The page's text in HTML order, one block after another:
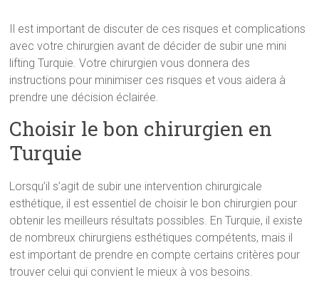
Il est important de discuter de ces risques et complications
avec votre chirurgien avant de décider de subir une mini
lifting Turquie. Votre chirurgien vous donnera des
instructions pour minimiser ces risques et vous aidera à
prendre une décision éclairée.
Choisir le bon chirurgien en
Turquie
Lorsqu’il s’agit de subir une intervention chirurgicale
esthétique, il est essentiel de choisir le bon chirurgien pour
obtenir les meilleurs résultats possibles. En Turquie, il existe
de nombreux chirurgiens esthétiques compétents, mais il
est important de prendre en compte certains critères pour
trouver celui qui convient le mieux à vos besoins.